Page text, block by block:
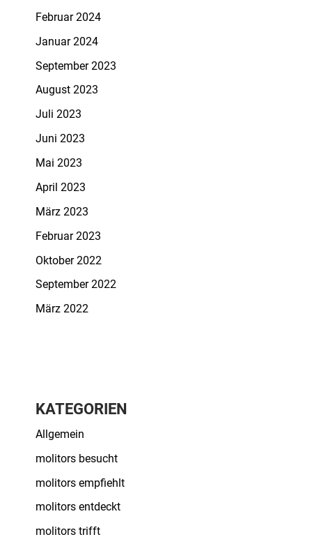
Februar 2024
Januar 2024
September 2023
August 2023
Juli 2023
Juni 2023
Mai 2023
April 2023
März 2023
Februar 2023
Oktober 2022
September 2022
März 2022
KATEGORIEN
Allgemein
molitors besucht
molitors empfiehlt
molitors entdeckt
molitors trifft